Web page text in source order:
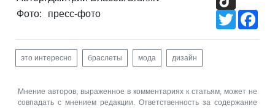
Фото:
пресс-фото
Twitter
это интересно браслеты мода дизайн
Мнение авторов, выраженное в комментариях к статьям, может не
совпадать с мнением редакции. Ответственность за содержание